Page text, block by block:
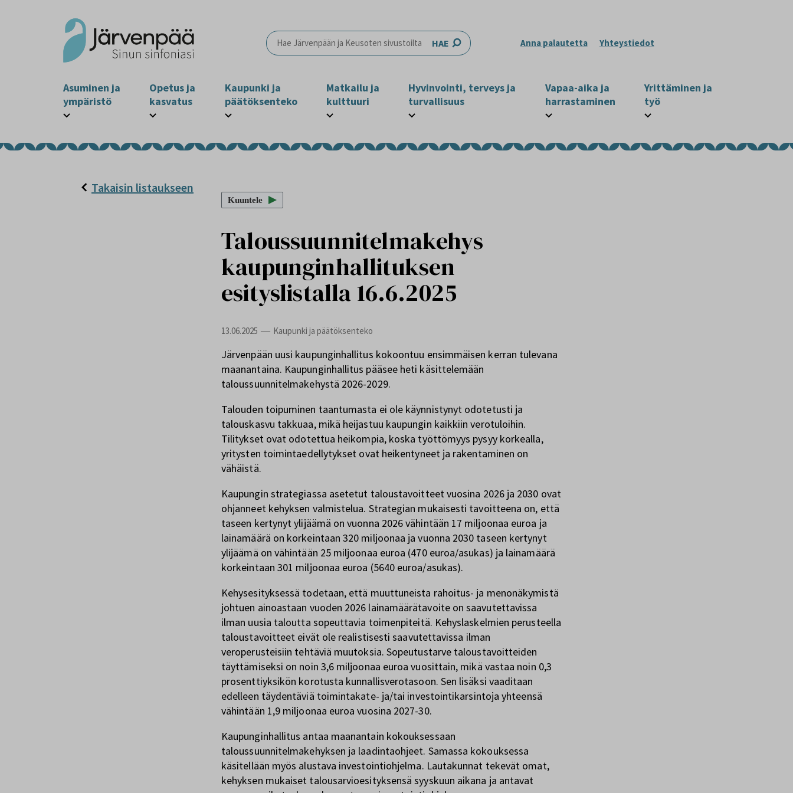
HAE Anna palautetta Yhteystiedot
Asuminen ja
ympäristö
Opetus ja
kasvatus
Kaupunki ja
päätöksenteko
Matkailu ja
kulttuuri
Hyvinvointi, terveys ja
turvallisuus
Vapaa-aika ja
harrastaminen
Yrittäminen ja
työ
Takaisin listaukseen
Kuuntele
Taloussuunnitelmakehys
kaupunginhallituksen
esityslistalla 16.6.2025
13.06.2025 — Kaupunki ja päätöksenteko
Järvenpään uusi kaupunginhallitus kokoontuu ensimmäisen kerran tulevana
maanantaina. Kaupunginhallitus pääsee heti käsittelemään
taloussuunnitelmakehystä 2026-2029.
Talouden toipuminen taantumasta ei ole käynnistynyt odotetusti ja
talouskasvu takkuaa, mikä heijastuu kaupungin kaikkiin verotuloihin.
Tilitykset ovat odotettua heikompia, koska työttömyys pysyy korkealla,
yritysten toimintaedellytykset ovat heikentyneet ja rakentaminen on
vähäistä.
Kaupungin strategiassa asetetut taloustavoitteet vuosina 2026 ja 2030 ovat
ohjanneet kehyksen valmistelua. Strategian mukaisesti tavoitteena on, että
taseen kertynyt ylijäämä on vuonna 2026 vähintään 17 miljoonaa euroa ja
lainamäärä on korkeintaan 320 miljoonaa ja vuonna 2030 taseen kertynyt
ylijäämä on vähintään 25 miljoonaa euroa (470 euroa/asukas) ja lainamäärä
korkeintaan 301 miljoonaa euroa (5640 euroa/asukas).
Kehysesityksessä todetaan, että muuttuneista rahoitus- ja menonäkymistä
johtuen ainoastaan vuoden 2026 lainamäärätavoite on saavutettavissa
ilman uusia taloutta sopeuttavia toimenpiteitä. Kehyslaskelmien perusteella
taloustavoitteet eivät ole realistisesti saavutettavissa ilman
veroperusteisiin tehtäviä muutoksia. Sopeutustarve taloustavoitteiden
täyttämiseksi on noin 3,6 miljoonaa euroa vuosittain, mikä vastaa noin 0,3
prosenttiyksikön korotusta kunnallisverotasoon. Sen lisäksi vaaditaan
edelleen täydentäviä toimintakate- ja/tai investointikarsintoja yhteensä
vähintään 1,9 miljoonaa euroa vuosina 2027-30.
Kaupunginhallitus antaa maanantain kokouksessaan
taloussuunnitelmakehyksen ja laadintaohjeet. Samassa kokouksessa
käsitellään myös alustava investointiohjelma. Lautakunnat tekevät omat,
kehyksen mukaiset talousarvioesityksensä syyskuun aikana ja antavat